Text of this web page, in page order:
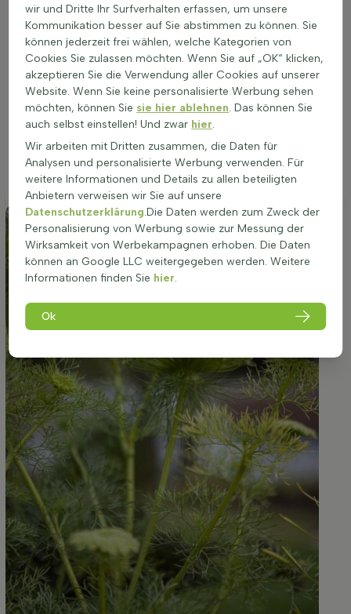
Ideale Platzierung einer Foeniculum vulgare
Foeniculum vulgare gedeiht am besten an einem sonnigen
Standort. Die Pflanze bevorzugt gut durchlässige Böden und
kann auf allen Bodenarten wachsen. Ein sonniger Platz
fördert das Wachstum und die Blüte, was zu einer
gesünderen Pflanze mit kräftigerem Blattwerk führt. Die
richtige Standortwahl ist entscheidend für die optimale
Entwicklung. Diese Pflanze eignet sich hervorragend für die
Bepflanzung in Beeten, als Solitärpflanze oder in Töpfen. Eine
gute Standortwahl unterstützt die Widerstandsfähigkeit und
sorgt für eine reiche Blüte von Juli bis September.
wir und Dritte Ihr Surfverhalten erfassen, um unsere
Kommunikation besser auf Sie abstimmen zu können. Sie
können jederzeit frei wählen, welche Kategorien von
Cookies Sie zulassen möchten. Wenn Sie auf „OK“ klicken,
akzeptieren Sie die Verwendung aller Cookies auf unserer
Website. Wenn Sie keine personalisierte Werbung sehen
möchten, können Sie sie hier ablehnen. Das können Sie
auch selbst einstellen! Und zwar hier.
Wir arbeiten mit Dritten zusammen, die Daten für
Analysen und personalisierte Werbung verwenden. Für
weitere Informationen und Details zu allen beteiligten
Anbietern verweisen wir Sie auf unsere
Datenschutzerklärung.Die Daten werden zum Zweck der
Personalisierung von Werbung sowie zur Messung der
Wirksamkeit von Werbekampagnen erhoben. Die Daten
können an Google LLC weitergegeben werden. Weitere
Informationen finden Sie hier.
Ok